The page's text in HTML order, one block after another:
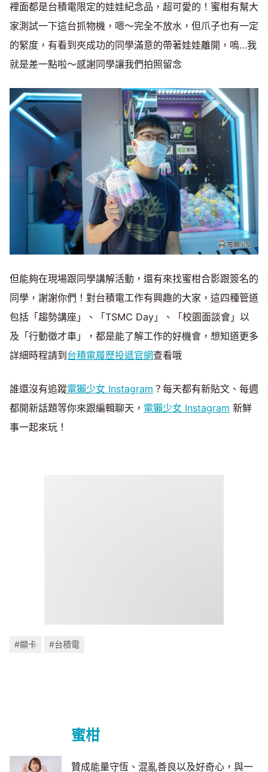
裡面都是台積電限定的娃娃紀念品，超可愛的！蜜柑有幫大
家測試一下這台抓物機，嗯～完全不放水，但爪子也有一定
的緊度，有看到夾成功的同學滿意的帶著娃娃離開，嗚…我
就是差一點啦～感謝同學讓我們拍照留念
但能夠在現場跟同學講解活動，還有來找蜜柑合影跟簽名的
同學，謝謝你們！對台積電工作有興趣的大家，這四種管道
包括「趨勢講座」、「TSMC Day」、「校園面談會」以
及「行動徵才車」，都是能了解工作的好機會，想知道更多
詳細時程請到台積電履歷投遞官網查看哦
誰還沒有追蹤電獺少女 Instagram ？每天都有新貼文、每週
都開新話題等你來跟編輯聊天， 電獺少女 Instagram 新鮮
事一起來玩！
#顯卡 #台積電
蜜柑
贊成能量守恆、混亂善良以及好奇心，與一